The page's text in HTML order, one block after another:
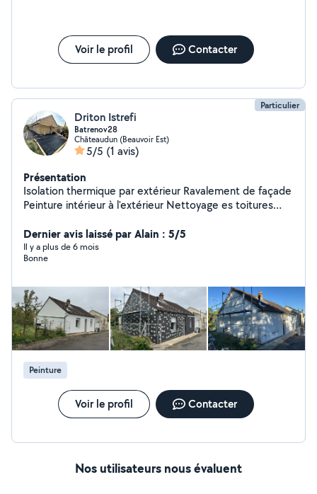
du détail. Je m'adapte à chaque projet pour garantir un
résultat durable et de qualité. Déplacement possible
intervention rapide. Contactez-moi pour un devis clair,
Voir le profil Contacter
Particulier
Driton Istrefi
Batrenov28
Châteaudun (Beauvoir Est)
5/5 (1 avis)
Présentation
Isolation thermique par extérieur Ravalement de façade
Peinture intérieur à l'extérieur Nettoyage es toitures
Dernier avis laissé par Alain : 5/5
Il y a plus de 6 mois
Bonne
Peinture
Voir le profil Contacter
Nos utilisateurs nous évaluent